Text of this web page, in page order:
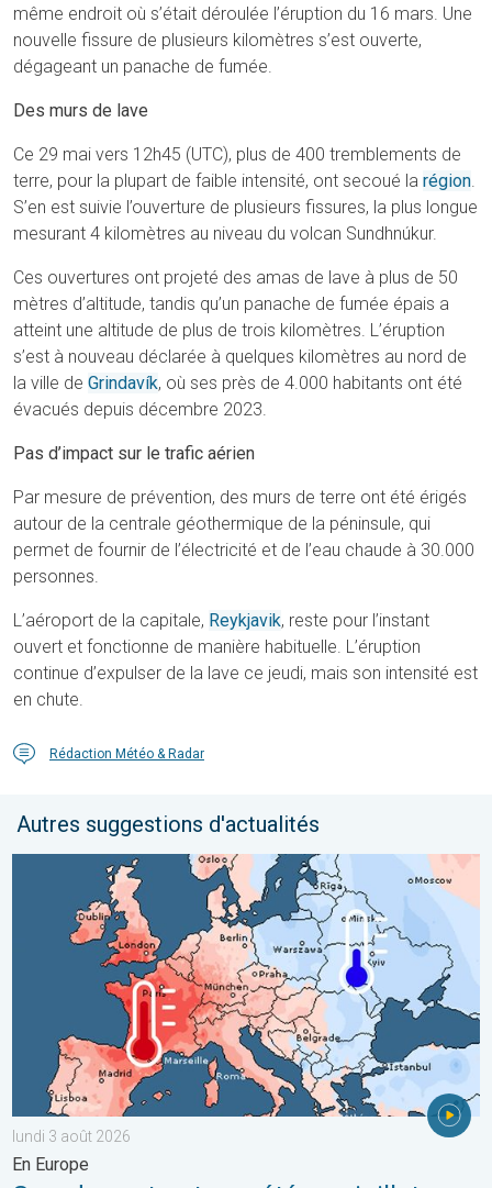
même endroit où s’était déroulée l’éruption du 16 mars. Une
nouvelle fissure de plusieurs kilomètres s’est ouverte,
dégageant un panache de fumée.
Des murs de lave
Ce 29 mai vers 12h45 (UTC), plus de 400 tremblements de
terre, pour la plupart de faible intensité, ont secoué la région.
S’en est suivie l’ouverture de plusieurs fissures, la plus longue
mesurant 4 kilomètres au niveau du volcan Sundhnúkur.
Ces ouvertures ont projeté des amas de lave à plus de 50
mètres d’altitude, tandis qu’un panache de fumée épais a
atteint une altitude de plus de trois kilomètres. L’éruption
s’est à nouveau déclarée à quelques kilomètres au nord de
la ville de Grindavík, où ses près de 4.000 habitants ont été
évacués depuis décembre 2023.
Pas d’impact sur le trafic aérien
Par mesure de prévention, des murs de terre ont été érigés
autour de la centrale géothermique de la péninsule, qui
permet de fournir de l’électricité et de l’eau chaude à 30.000
personnes.
L’aéroport de la capitale, Reykjavik, reste pour l’instant
ouvert et fonctionne de manière habituelle. L’éruption
continue d’expulser de la lave ce jeudi, mais son intensité est
en chute.
Rédaction Météo & Radar
Autres suggestions d'actualités
Grands contrastes météo en juillet. En Europe. . . lundi 3 août
lundi 3 août 2026
En Europe